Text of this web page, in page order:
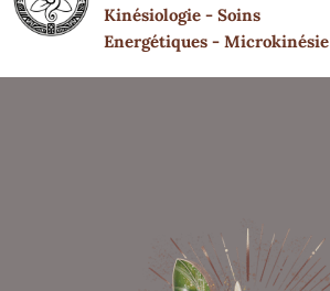
Kinésiologie - Soins
Energétiques - Microkinésie